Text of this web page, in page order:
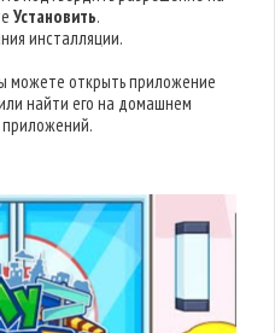
Установить.
инсталляции.
можете открыть приложение
найти его на домашнем